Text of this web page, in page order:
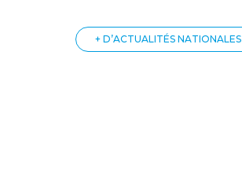
+ D’ACTUALITÉS NATIONALES